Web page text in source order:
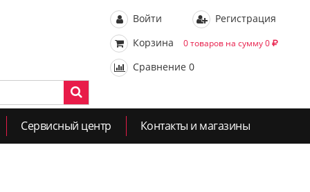
Войти
Регистрация
Корзина
0 товаров на сумму 0
Сравнение 0
Сервисный центр Контакты и магазины